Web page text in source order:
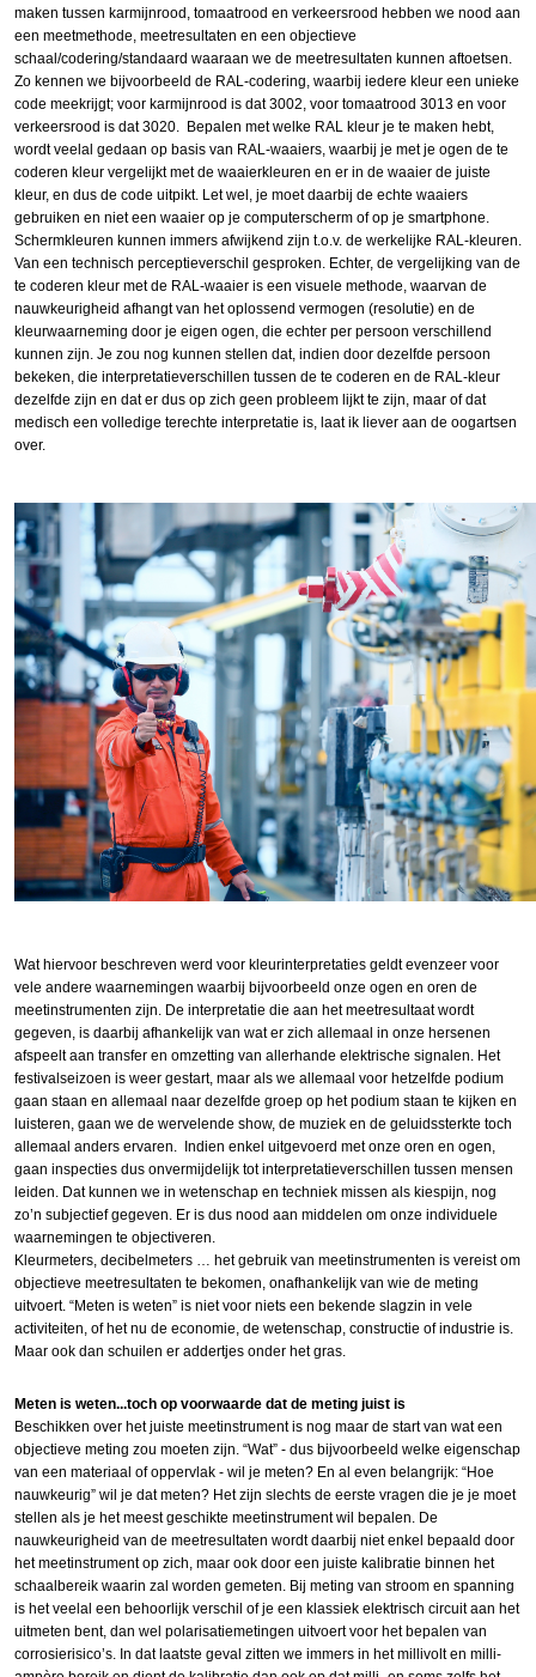
maken tussen karmijnrood, tomaatrood en verkeersrood hebben we nood aan
een meetmethode, meetresultaten en een objectieve
schaal/codering/standaard waaraan we de meetresultaten kunnen aftoetsen.
Zo kennen we bijvoorbeeld de RAL-codering, waarbij iedere kleur een unieke
code meekrijgt; voor karmijnrood is dat 3002, voor tomaatrood 3013 en voor
verkeersrood is dat 3020. Bepalen met welke RAL kleur je te maken hebt,
wordt veelal gedaan op basis van RAL-waaiers, waarbij je met je ogen de te
coderen kleur vergelijkt met de waaierkleuren en er in de waaier de juiste
kleur, en dus de code uitpikt. Let wel, je moet daarbij de echte waaiers
gebruiken en niet een waaier op je computerscherm of op je smartphone.
Schermkleuren kunnen immers afwijkend zijn t.o.v. de werkelijke RAL-kleuren.
Van een technisch perceptieverschil gesproken. Echter, de vergelijking van de
te coderen kleur met de RAL-waaier is een visuele methode, waarvan de
nauwkeurigheid afhangt van het oplossend vermogen (resolutie) en de
kleurwaarneming door je eigen ogen, die echter per persoon verschillend
kunnen zijn. Je zou nog kunnen stellen dat, indien door dezelfde persoon
bekeken, die interpretatieverschillen tussen de te coderen en de RAL-kleur
dezelfde zijn en dat er dus op zich geen probleem lijkt te zijn, maar of dat
medisch een volledige terechte interpretatie is, laat ik liever aan de oogartsen
over.
Wat hiervoor beschreven werd voor kleurinterpretaties geldt evenzeer voor
vele andere waarnemingen waarbij bijvoorbeeld onze ogen en oren de
meetinstrumenten zijn. De interpretatie die aan het meetresultaat wordt
gegeven, is daarbij afhankelijk van wat er zich allemaal in onze hersenen
afspeelt aan transfer en omzetting van allerhande elektrische signalen. Het
festivalseizoen is weer gestart, maar als we allemaal voor hetzelfde podium
gaan staan en allemaal naar dezelfde groep op het podium staan te kijken en
luisteren, gaan we de wervelende show, de muziek en de geluidssterkte toch
allemaal anders ervaren. Indien enkel uitgevoerd met onze oren en ogen,
gaan inspecties dus onvermijdelijk tot interpretatieverschillen tussen mensen
leiden. Dat kunnen we in wetenschap en techniek missen als kiespijn, nog
zo’n subjectief gegeven. Er is dus nood aan middelen om onze individuele
waarnemingen te objectiveren.
Kleurmeters, decibelmeters … het gebruik van meetinstrumenten is vereist om
objectieve meetresultaten te bekomen, onafhankelijk van wie de meting
uitvoert. “Meten is weten” is niet voor niets een bekende slagzin in vele
activiteiten, of het nu de economie, de wetenschap, constructie of industrie is.
Maar ook dan schuilen er addertjes onder het gras.
Meten is weten...toch op voorwaarde dat de meting juist is
Beschikken over het juiste meetinstrument is nog maar de start van wat een
objectieve meting zou moeten zijn. “Wat” - dus bijvoorbeeld welke eigenschap
van een materiaal of oppervlak - wil je meten? En al even belangrijk: “Hoe
nauwkeurig” wil je dat meten? Het zijn slechts de eerste vragen die je je moet
stellen als je het meest geschikte meetinstrument wil bepalen. De
nauwkeurigheid van de meetresultaten wordt daarbij niet enkel bepaald door
het meetinstrument op zich, maar ook door een juiste kalibratie binnen het
schaalbereik waarin zal worden gemeten. Bij meting van stroom en spanning
is het veelal een behoorlijk verschil of je een klassiek elektrisch circuit aan het
uitmeten bent, dan wel polarisatiemetingen uitvoert voor het bepalen van
corrosierisico’s. In dat laatste geval zitten we immers in het millivolt en milli-